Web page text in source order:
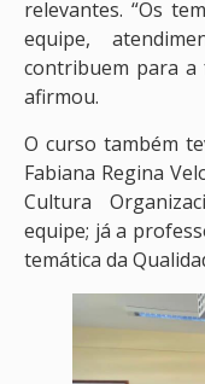
relevantes. “Os
equipe,
contribuem para a
afirmou.
O curso também
Fabiana Regina
Cultura
equipe; já a
temática da